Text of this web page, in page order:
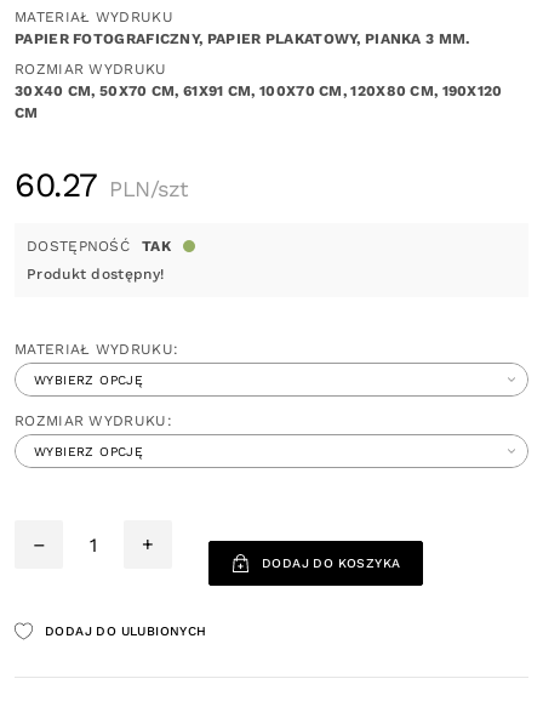
MATERIAŁ WYDRUKU
PAPIER FOTOGRAFICZNY, PAPIER PLAKATOWY, PIANKA 3 MM.
ROZMIAR WYDRUKU
30X40 CM, 50X70 CM, 61X91 CM, 100X70 CM, 120X80 CM, 190X120
CM
60.27 PLN/szt
DOSTĘPNOŚĆ
TAK
Produkt dostępny!
MATERIAŁ WYDRUKU:
ROZMIAR WYDRUKU:
– +
DODAJ DO KOSZYKA
DODAJ DO ULUBIONYCH